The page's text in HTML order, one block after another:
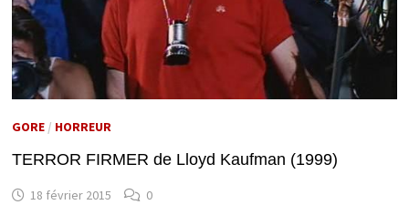
GORE/ HORREUR
TERROR FIRMER de Lloyd Kaufman (1999)
18 février 2015 0